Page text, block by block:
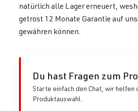
natürlich alle Lager erneuert,
getrost 12 Monate Garantie auf
gewähren können.
Du hast Fragen zum
Starte einfach den Chat, wir helfen
Produktauswahl.